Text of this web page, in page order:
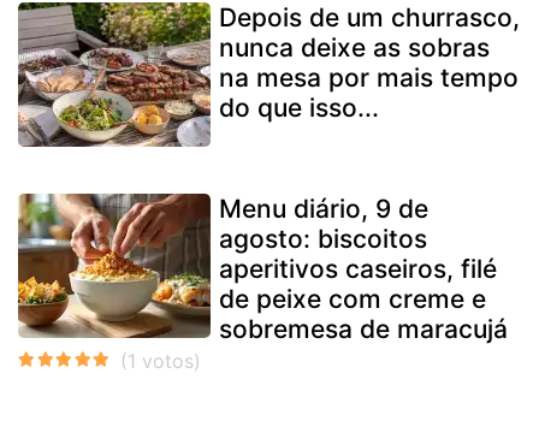
Depois de um churrasco,
nunca deixe as sobras
na mesa por mais tempo
do que isso...
Menu diário, 9 de
agosto: biscoitos
aperitivos caseiros, filé
de peixe com creme e
sobremesa de maracujá